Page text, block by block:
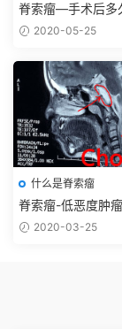
脊索瘤—手术后多
疗/适合什么放射治
2020-05-25
什么是脊索瘤
脊索瘤-低恶度肿
良性肿瘤治疗!!!!
2020-03-25